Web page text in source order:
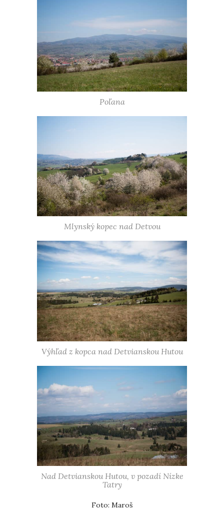
Poľana
Mlynský kopec nad Detvou
Výhľad z kopca nad Detvianskou Hutou
Nad Detvianskou Hutou, v pozadí Nízke
Tatry
Foto: Maroš